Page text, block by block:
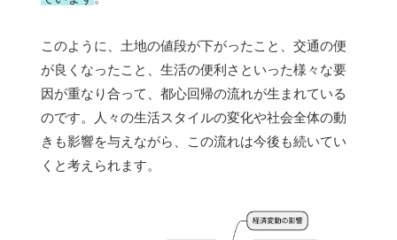
このように、土地の値段が下がったこと、交通の便
が良くなったこと、生活の便利さといった様々な要
因が重なり合って、都心回帰の流れが生まれている
のです。人々の生活スタイルの変化や社会全体の動
きも影響を与えながら、この流れは今後も続いてい
くと考えられます。